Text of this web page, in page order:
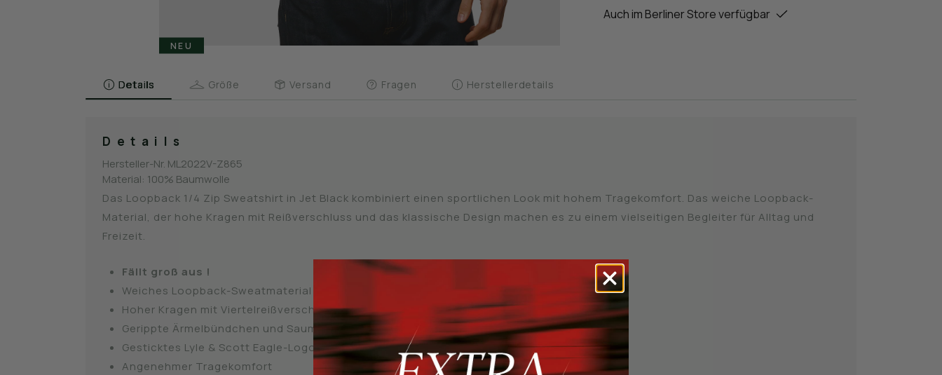
NEU
Auch im Berliner Store verfügbar
Details Größe Versand Fragen Herstellerdetails
Details
Hersteller-Nr. ML2022V-Z865
Material: 100% Baumwolle
Das Loopback 1/4 Zip Sweatshirt in Jet Black kombiniert einen sportlichen Look mit hohem Tragekomfort. Das weiche Loopback-
Material, der hohe Kragen mit Reißverschluss und das klassische Design machen es zu einem vielseitigen Begleiter für Alltag und
Freizeit.
Fällt groß aus !
Weiches Loopback-Sweatmaterial
Hoher Kragen mit Viertelreißverschluss
Gerippte Ärmelbündchen und Saum
Gesticktes Lyle & Scott Eagle-Logo auf der Brust
Angenehmer Tragekomfort